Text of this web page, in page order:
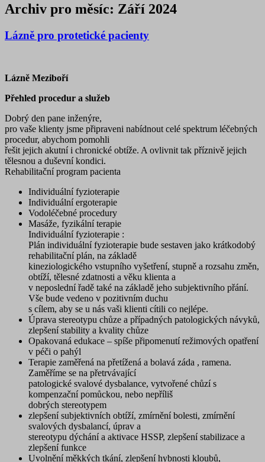
Archiv pro měsíc: Září 2024
Lázně pro protetické pacienty
Lázně Meziboří
Přehled procedur a služeb
Dobrý den pane inženýre,
pro vaše klienty jsme připraveni nabídnout celé spektrum léčebných
procedur, abychom pomohli
řešit jejich akutní i chronické obtíže. A ovlivnit tak příznivě jejich
tělesnou a duševní kondici.
Rehabilitační program pacienta
Individuální fyzioterapie
Individuální ergoterapie
Vodoléčebné procedury
Masáže, fyzikální terapie
Individuální fyzioterapie :
Plán individuální fyzioterapie bude sestaven jako krátkodobý
rehabilitační plán, na základě
kineziologického vstupního vyšetření, stupně a rozsahu změn,
obtíží, tělesné zdatnosti a věku klienta a
v neposlední řadě také na základě jeho subjektivního přání.
Vše bude vedeno v pozitivním duchu
s cílem, aby se u nás vaši klienti cítili co nejlépe.
Úprava stereotypu chůze a případných patologických návyků,
zlepšení stability a kvality chůze
Opakovaná edukace – spíše připomenutí režimových opatření
v péči o pahýl
Terapie zaměřená na přetížená a bolavá záda , ramena.
Zaměříme se na přetrvávající
patologické svalové dysbalance, vytvořené chůzí s
kompenzační pomůckou, nebo nepříliš
dobrých stereotypem
zlepšení subjektivních obtíží, zmírnění bolesti, zmírnění
svalových dysbalancí, úprav a
stereotypu dýchání a aktivace HSSP, zlepšení stabilizace a
zlepšení funkce
Uvolnění měkkých tkání, zlepšení hybnosti kloubů,